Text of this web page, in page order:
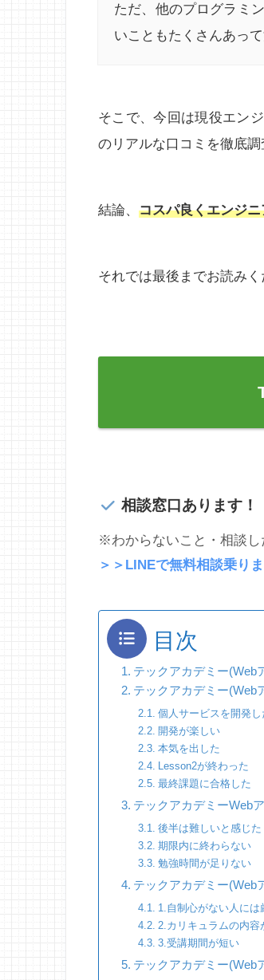
ただ、他のプログラミ
いこともたくさんあっ
そこで、今回は現役エン
のリアルな口コミを徹底
結論、 コスパ良くエンジ
それでは最後までお読みく
相談窓口あります！
※わからないこと・相談し
＞＞LINEで無料相談乗りま
目次
テックアカデミー(Web
テックアカデミー(Web
個人サービスを開発し
開発が楽しい
本気を出した
Lesson2が終わった
最終課題に合格した
テックアカデミーWeb
後半は難しいと感じた
期限内に終わらない
勉強時間が足りない
テックアカデミー(Web
1.自制心がない人には
2.カリキュラムの内容
3.受講期間が短い
テックアカデミー(Web